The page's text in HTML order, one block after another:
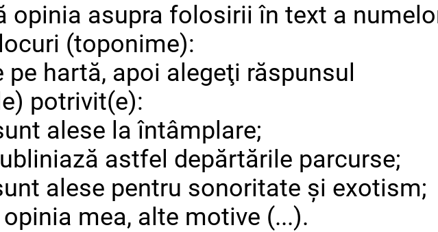
opinia asupra folosirii în text a
(toponime):
hartă, apoi alegeţi răspunsul
potrivit(e):
alese la întâmplare;
astfel depărtările parcurse;
alese pentru sonoritate și exotism;
mea, alte motive (...).